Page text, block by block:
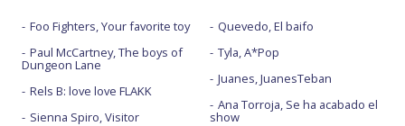
Foo Fighters, Your favorite toy
Paul McCartney, The boys of
Dungeon Lane
Rels B: love love FLAKK
Sienna Spiro, Visitor
Quevedo, El baifo
Tyla, A*Pop
Juanes, JuanesTeban
Ana Torroja, Se ha acabado el
show